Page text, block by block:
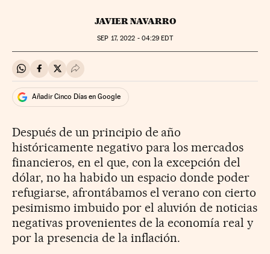
JAVIER NAVARRO
SEP 17, 2022 - 04:29 EDT
Compartir en Whatsapp
Compartir en Facebook
Compartir en Twitter
Desplegar Redes Sociales
Añadir Cinco Días en Google
Después de un principio de año
históricamente negativo para los mercados
financieros, en el que, con la excepción del
dólar, no ha habido un espacio donde poder
refugiarse, afrontábamos el verano con cierto
pesimismo imbuido por el aluvión de noticias
negativas provenientes de la economía real y
por la presencia de la inflación.